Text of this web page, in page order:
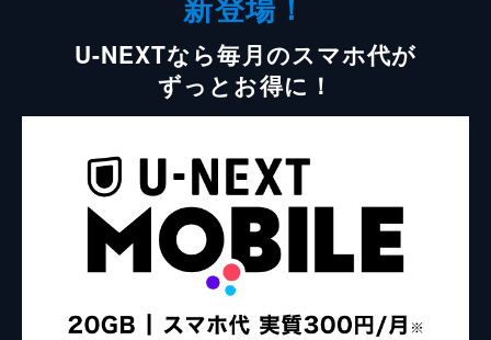
U-NEXTなら毎月のスマホ代が
ずっとお得に！